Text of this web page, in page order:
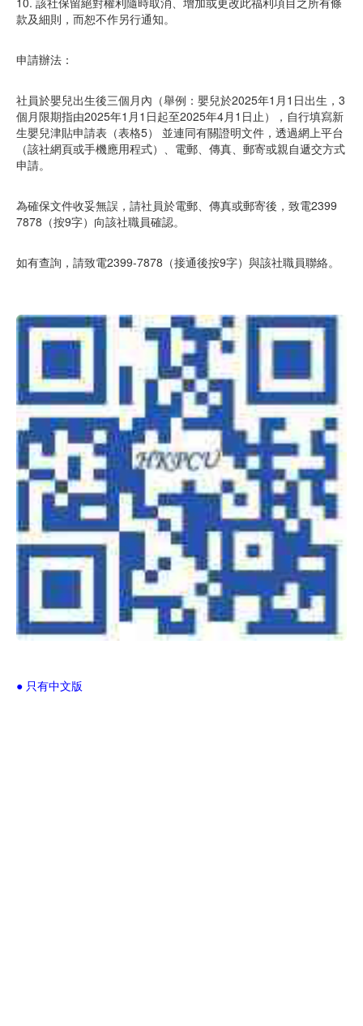
款及細則，而恕不作另行通知。
申請辦法：
社員於嬰兒出生後三個月內（舉例：嬰兒於2025年1月1日出生，3
個月限期指由2025年1月1日起至2025年4月1日止），自行填寫新
生嬰兒津貼申請表（表格5） 並連同有關證明文件，透過網上平台
（該社網頁或手機應用程式）、電郵、傳真、郵寄或親自遞交方式
申請。
為確保文件收妥無誤，請社員於電郵、傳真或郵寄後，致電2399
7878（按9字）向該社職員確認。
如有查詢，請致電2399-7878（接通後按9字）與該社職員聯絡。
● 只有中文版